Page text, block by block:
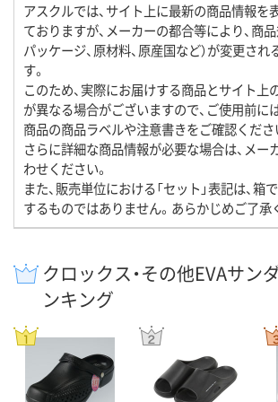
アスクルでは、サイト上に最新の商品情報を
ておりますが、メーカーの都合等により、商品
パッケージ、原材料、原産国など）が変更さ
す。
このため、実際にお届けする商品とサイト上
が異なる場合がございますので、ご使用前に
商品の商品ラベルや注意書きをご確認くださ
さらに詳細な商品情報が必要な場合は、メー
わせください。
また、販売単位における「セット」表記は、箱
するものではありません。あらかじめご了承
クロックス・その他EVAサン
ンキング